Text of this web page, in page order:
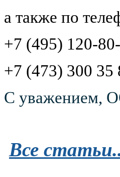
а также по
+7 (495) 120-
+7 (473) 300 35
С уважением,
Все